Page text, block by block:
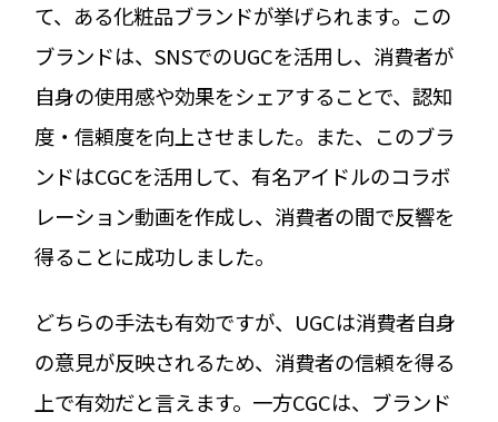
て、ある化粧品ブランドが挙げられます。この
ブランドは、SNSでのUGCを活用し、消費者が
自身の使用感や効果をシェアすることで、認知
度・信頼度を向上させました。また、このブラ
ンドはCGCを活用して、有名アイドルのコラボ
レーション動画を作成し、消費者の間で反響を
得ることに成功しました。
どちらの手法も有効ですが、UGCは消費者自身
の意見が反映されるため、消費者の信頼を得る
上で有効だと言えます。一方CGCは、ブランド